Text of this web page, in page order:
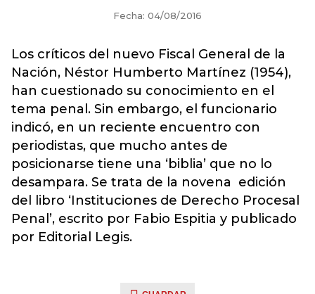
Fecha: 04/08/2016
Los críticos del nuevo Fiscal General de la
Nación, Néstor Humberto Martínez (1954),
han cuestionado su conocimiento en el
tema penal. Sin embargo, el funcionario
indicó, en un reciente encuentro con
periodistas, que mucho antes de
posicionarse tiene una ‘biblia’ que no lo
desampara. Se trata de la novena edición
del libro ‘Instituciones de Derecho Procesal
Penal’, escrito por Fabio Espitia y publicado
por Editorial Legis.